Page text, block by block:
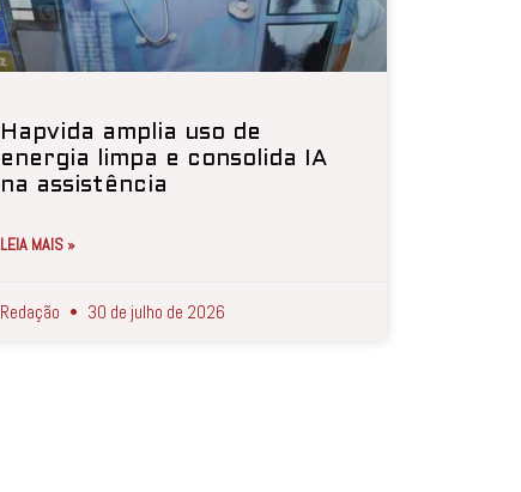
Hapvida amplia uso de
energia limpa e consolida IA
na assistência
LEIA MAIS »
Redação 30 de julho de 2026